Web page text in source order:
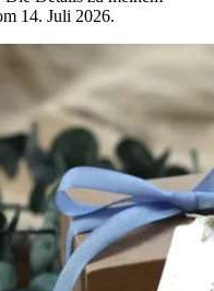
14. Juli 2026.